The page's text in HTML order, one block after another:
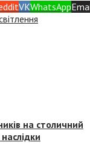
VKWhatsApp
на столичний